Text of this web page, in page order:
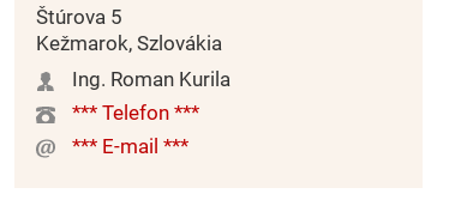
Štúrova 5
Kežmarok, Szlovákia
Ing. Roman Kurila
*** Telefon ***
*** E-mail ***